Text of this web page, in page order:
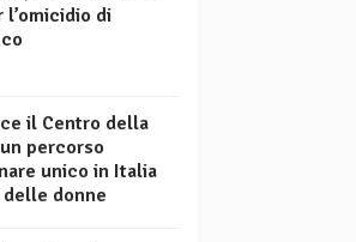
di
il Centro della
percorso
unico in Italia
donne